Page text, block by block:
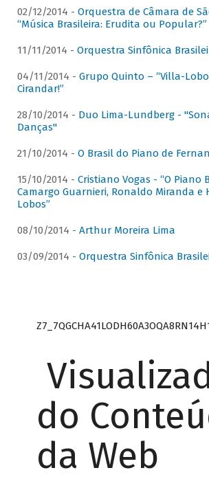
02/12/2014 - Orquestra de Câmara de
“Música Brasileira: Erudita ou Popular?”
11/11/2014 - Orquestra Sinfônica
04/11/2014 - Grupo Quinto – “Villa-
Cirandar!”
28/10/2014 - Duo Lima-Lundberg -
Danças"
21/10/2014 - O Brasil do Piano de
15/10/2014 - Cristiano Vogas - “O Piano
Camargo Guarnieri, Ronaldo Miranda e
Lobos”
08/10/2014 - Arthur Moreira Lima
03/09/2014 - Orquestra Sinfônica
do
da Web